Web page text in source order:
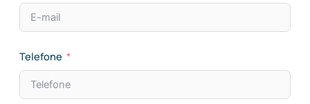
Telefone